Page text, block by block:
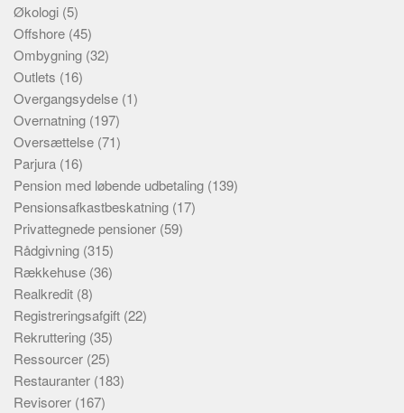
Økologi (5)
Offshore (45)
Ombygning (32)
Outlets (16)
Overgangsydelse (1)
Overnatning (197)
Oversættelse (71)
Parjura (16)
Pension med løbende udbetaling (139)
Pensionsafkastbeskatning (17)
Privattegnede pensioner (59)
Rådgivning (315)
Rækkehuse (36)
Realkredit (8)
Registreringsafgift (22)
Rekruttering (35)
Ressourcer (25)
Restauranter (183)
Revisorer (167)